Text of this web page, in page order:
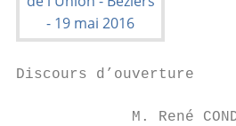
Discours d’ouverture
M. René